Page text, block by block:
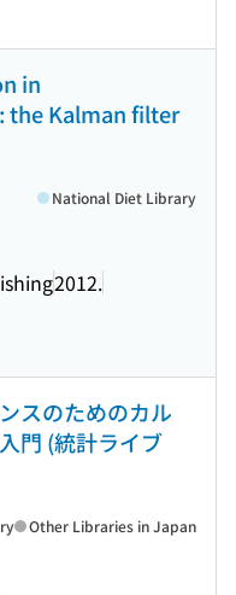
in
the Kalman filter
2012.
National Diet Library
スのためのカル
門 (統計ライブ
Other Libraries in Japan